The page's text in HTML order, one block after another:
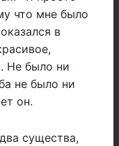
что мне было
в
Не было ни
не было ни
он.
существа,